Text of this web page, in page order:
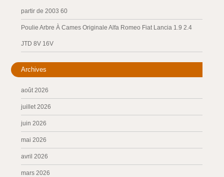
partir de 2003 60
Poulie Arbre À Cames Originale Alfa Romeo Fiat Lancia 1.9 2.4
JTD 8V 16V
Archives
août 2026
juillet 2026
juin 2026
mai 2026
avril 2026
mars 2026